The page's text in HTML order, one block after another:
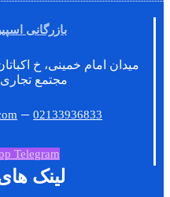
بازرگانی
میدان امام خمینی، خ
مجتمع تجاری
–02133936833
Telegram
لینک